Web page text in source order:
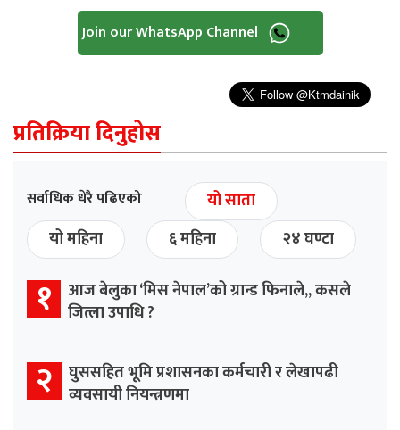
Join our WhatsApp Channel
प्रतिक्रिया दिनुहोस
सर्वाधिक धेरै पढिएको
यो साता
यो महिना
६ महिना २४ घण्टा
१ आज बेलुका ‘मिस नेपाल’को ग्रान्ड फिनाले,, कसले
जित्ला उपाधि ?
२ घुससहित भूमि प्रशासनका कर्मचारी र लेखापढी
व्यवसायी नियन्त्रणमा